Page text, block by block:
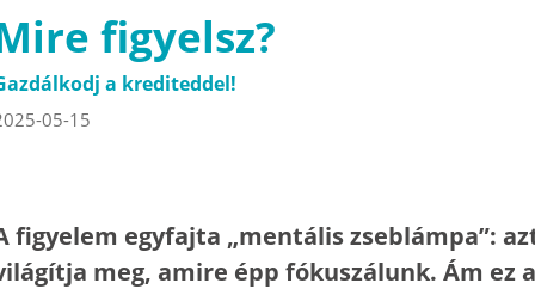
figyelsz?
a krediteddel!
05-15
figyelem egyfajta „mentális zseblámpa”:
meg, amire épp fókuszálunk. Ám ez a